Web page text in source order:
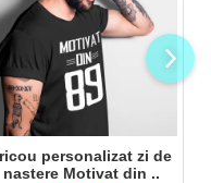
personalizat zi de
nastere Motivat din ..